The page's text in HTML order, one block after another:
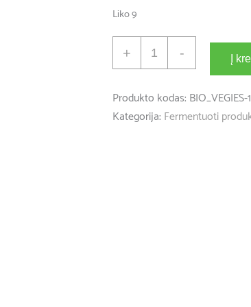
Liko 9
+
produkto
kiekis:
#BIO_VEGGIES
- Į
Produkto kodas: BIO_VEGIES-
Kategorija: Fermentuoti